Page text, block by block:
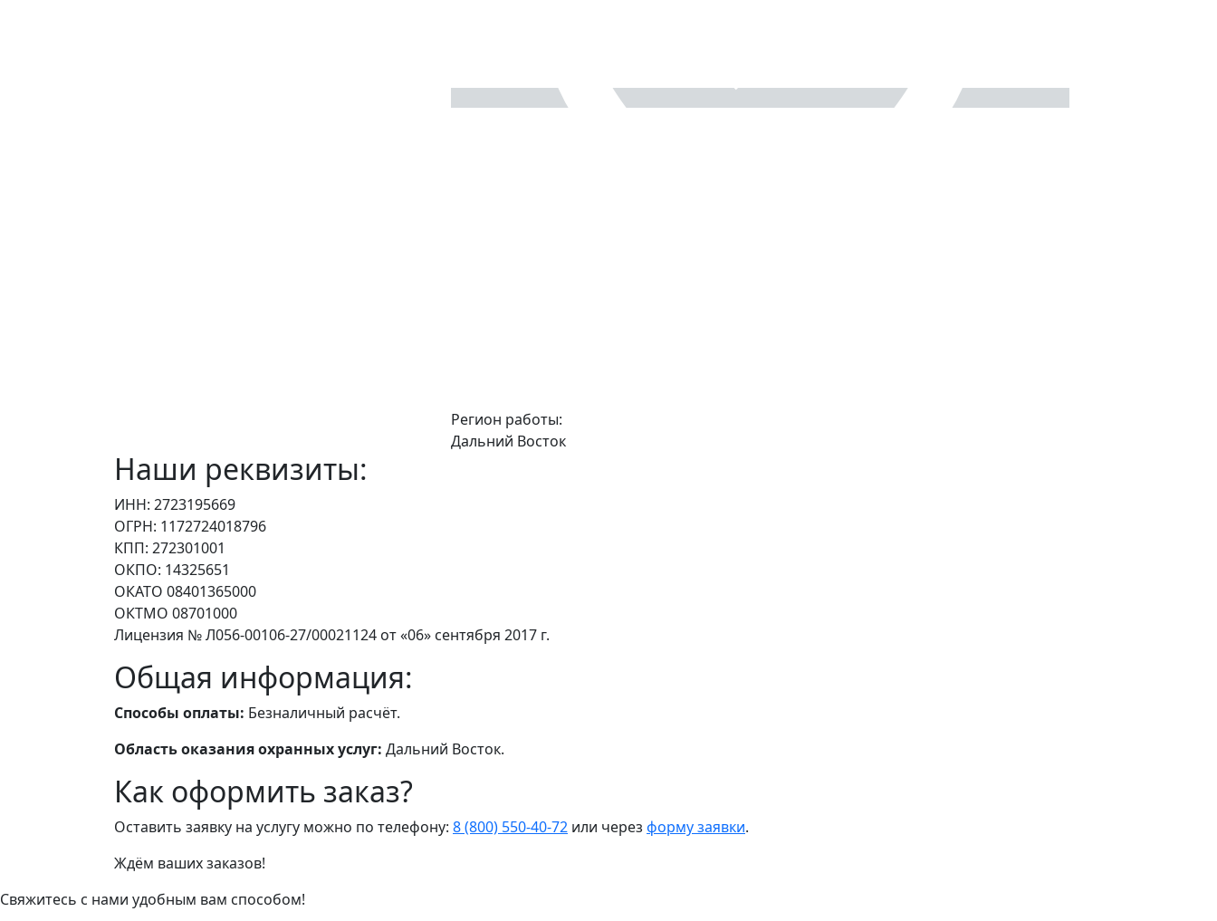
Регион работы:
Дальний Восток
Наши реквизиты:
ИНН: 2723195669
ОГРН: 1172724018796
КПП: 272301001
ОКПО: 14325651
ОКАТО 08401365000
ОКТМО 08701000
Лицензия № Л056-00106-27/00021124 от «06» сентября 2017 г.
Общая информация:
Способы оплаты: Безналичный расчёт.
Область оказания охранных услуг: Дальний Восток.
Как оформить заказ?
Оставить заявку на услугу можно по телефону: 8 (800) 550-40-72 или через форму заявки.
Ждём ваших заказов!
Свяжитесь с нами удобным вам способом!